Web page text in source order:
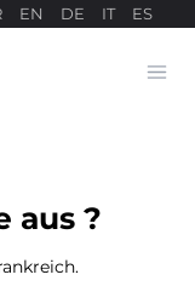
EN DE IT ES
aus ?